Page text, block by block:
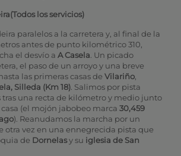
(Todos los servicios)
paralelos a la carretera y, al final de la
antes de punto kilométrico 310,
el desvío a A Casela . Un picado
el paso de un arroyo y una breve
las primeras casas de Vilariño,
Silleda (Km 18). Salimos por pista
una recta de kilómetro y medio junto
(el mojón jabobeo marca 30,459
). Reanudamos la marcha por un
otra vez en una ennegrecida pista que
de Dornelasy su iglesia de San